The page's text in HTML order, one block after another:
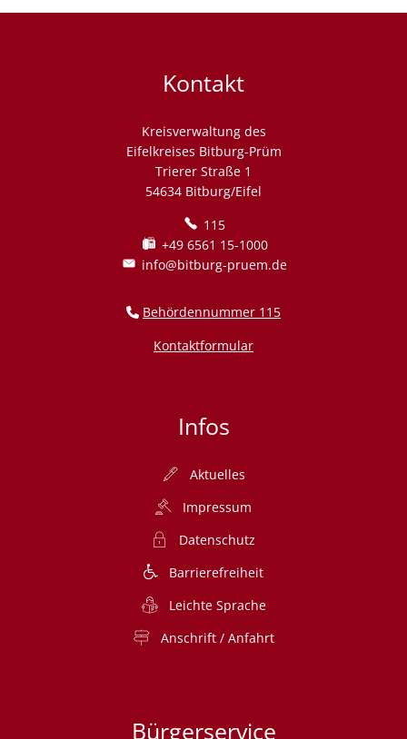
Kontakt
Kreisverwaltung des
Eifelkreises Bitburg-Prüm
Trierer Straße 1
54634 Bitburg/Eifel
115
+49 6561 15-1000
info@bitburg-pruem.de
Behördennummer 115
Kontaktformular
Infos
Aktuelles
Impressum
Datenschutz
Barrierefreiheit
Leichte Sprache
Anschrift / Anfahrt
Bürgerservice